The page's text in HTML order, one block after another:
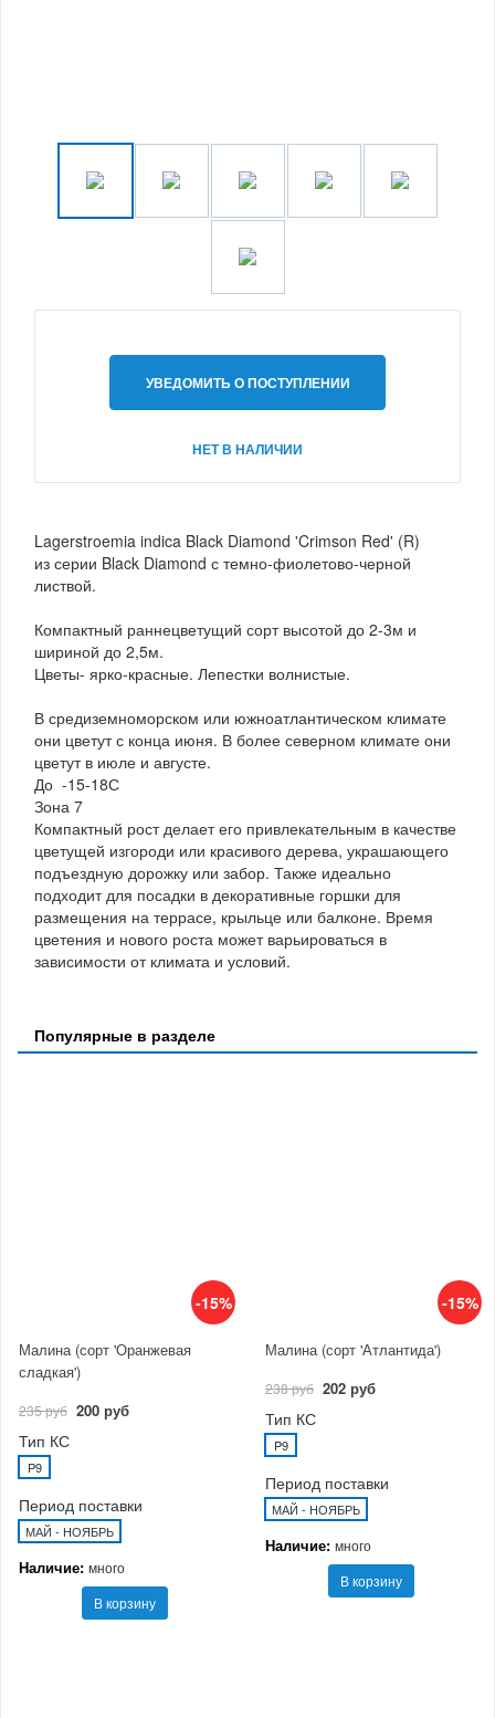
УВЕДОМИТЬ О ПОСТУПЛЕНИИ
НЕТ В НАЛИЧИИ
Lagerstroemia indica Black Diamond 'Crimson Red' (R)
из серии Black Diamond с темно-фиолетово-черной
листвой.
Компактный раннецветущий сорт высотой до 2-3м и
шириной до 2,5м.
Цветы- ярко-красные. Лепестки волнистые.
В средиземноморском или южноатлантическом климате
они цветут с конца июня. В более северном климате они
цветут в июле и августе.
До -15-18С
Зона 7
Компактный рост делает его привлекательным в качестве
цветущей изгороди или красивого дерева, украшающего
подъездную дорожку или забор. Также идеально
подходит для посадки в декоративные горшки для
размещения на террасе, крыльце или балконе. Время
цветения и нового роста может варьироваться в
зависимости от климата и условий.
Популярные в разделе
-15%
Малина (сорт 'Оранжевая
сладкая')
235 руб 200 руб
Тип КС
P9
Период поставки
МАЙ - НОЯБРЬ
Наличие: много
В корзину
-15%
Малина (сорт 'Атлантида')
238 руб 202 руб
Тип КС
P9
Период поставки
МАЙ - НОЯБРЬ
Наличие: много
В корзину